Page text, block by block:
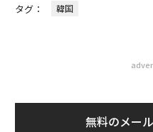
タグ： 韓国
無料のメー